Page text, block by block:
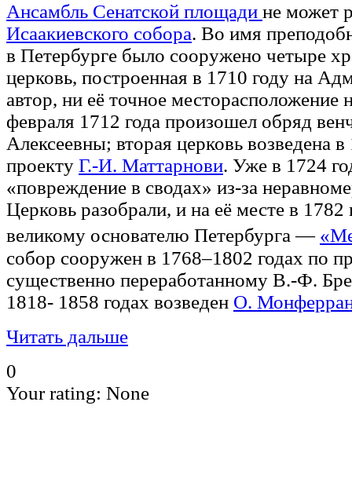
Ансамбль Сенатской площади не может
Исаакиевского собора. Во имя
в Петербурге было сооружено четыре
церковь, построенная в 1710 году на
автор, ни её точное месторасположение
февраля 1712 года произошел обряд
Алексеевны; вторая церковь возведена
проекту Г.-И. Маттарнови. Уже в 1724
«повреждение в сводах» из-за
Церковь разобрали, и на её месте в
великому основателю Петербурга —
собор сооружен в 1768–1802 годах по
существенно переработанному В.-Ф.
1818- 1858 годах возведен О.
Читать дальше
0
Your rating: None